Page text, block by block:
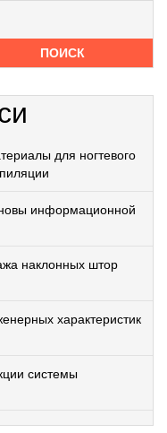
ПОИСК
для ногтевого
информационной
наклонных штор
характеристик
системы